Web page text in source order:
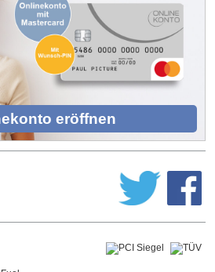
eröffnen